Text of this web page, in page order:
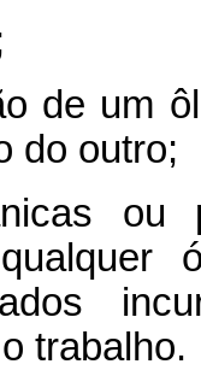
de um
do outro;
ou
trabalho.